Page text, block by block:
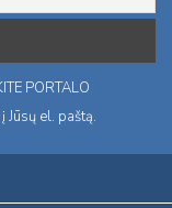
PORTALO
Jūsų el. paštą.